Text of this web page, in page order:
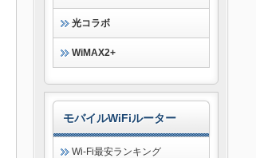
光コラボ
WiMAX2+
モバイルWiFiルーター
Wi-Fi最安ランキング